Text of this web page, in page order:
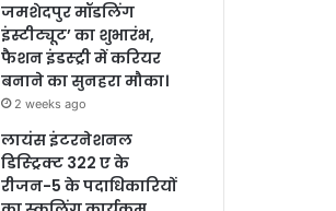
जमशेदपुर मॉडलिंग
इंस्टीट्यूट’ का शुभारंभ,
फैशन इंडस्ट्री में करियर
बनाने का सुनहरा मौका।
2 weeks ago
लायंस इंटरनेशनल
डिस्ट्रिक्ट 322 ए के
रीजन-5 के पदाधिकारियों